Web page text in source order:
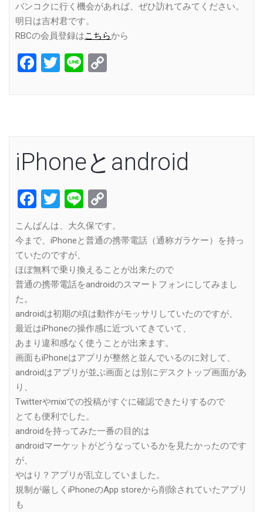
バンコクに行く機会があれば、ぜひ訪れてみてください。
明日は吉村君です。
RBCの会員登録はこちらから
Facebook
Twitter
Line
iPhoneとandroid
Facebook
Twitter
Line
Link
こんばんは、大久保です。
今まで、iPhoneと普通の携帯電話（通称ガラケー）を持っ
ていたのですが、
ほぼ無料で乗り換えることが出来たので
普通の携帯電話をandroidのスマートフォンにしてみまし
た。
androidは初期の頃は動作がモッサリしていたのですが、
最近はiPhoneの操作感に近づいてきていて、
あまり違和感なく使うことが出来ます。
画面もiPhoneはアプリが整然と並んでいるのに対して、
androidはアプリが並ぶ画面とは別にデスクトップ画面があ
り、
Twitterやmixiでの投稿がすぐに確認できたりするので
とても便利でした。
androidを持ってみた一番の目的は
androidマーケットがどうなっているかを見たかったのです
が、
やはり？アプリが乱立していました。
規制が厳しくiPhoneのApp storeから削除されていたアプリ
も